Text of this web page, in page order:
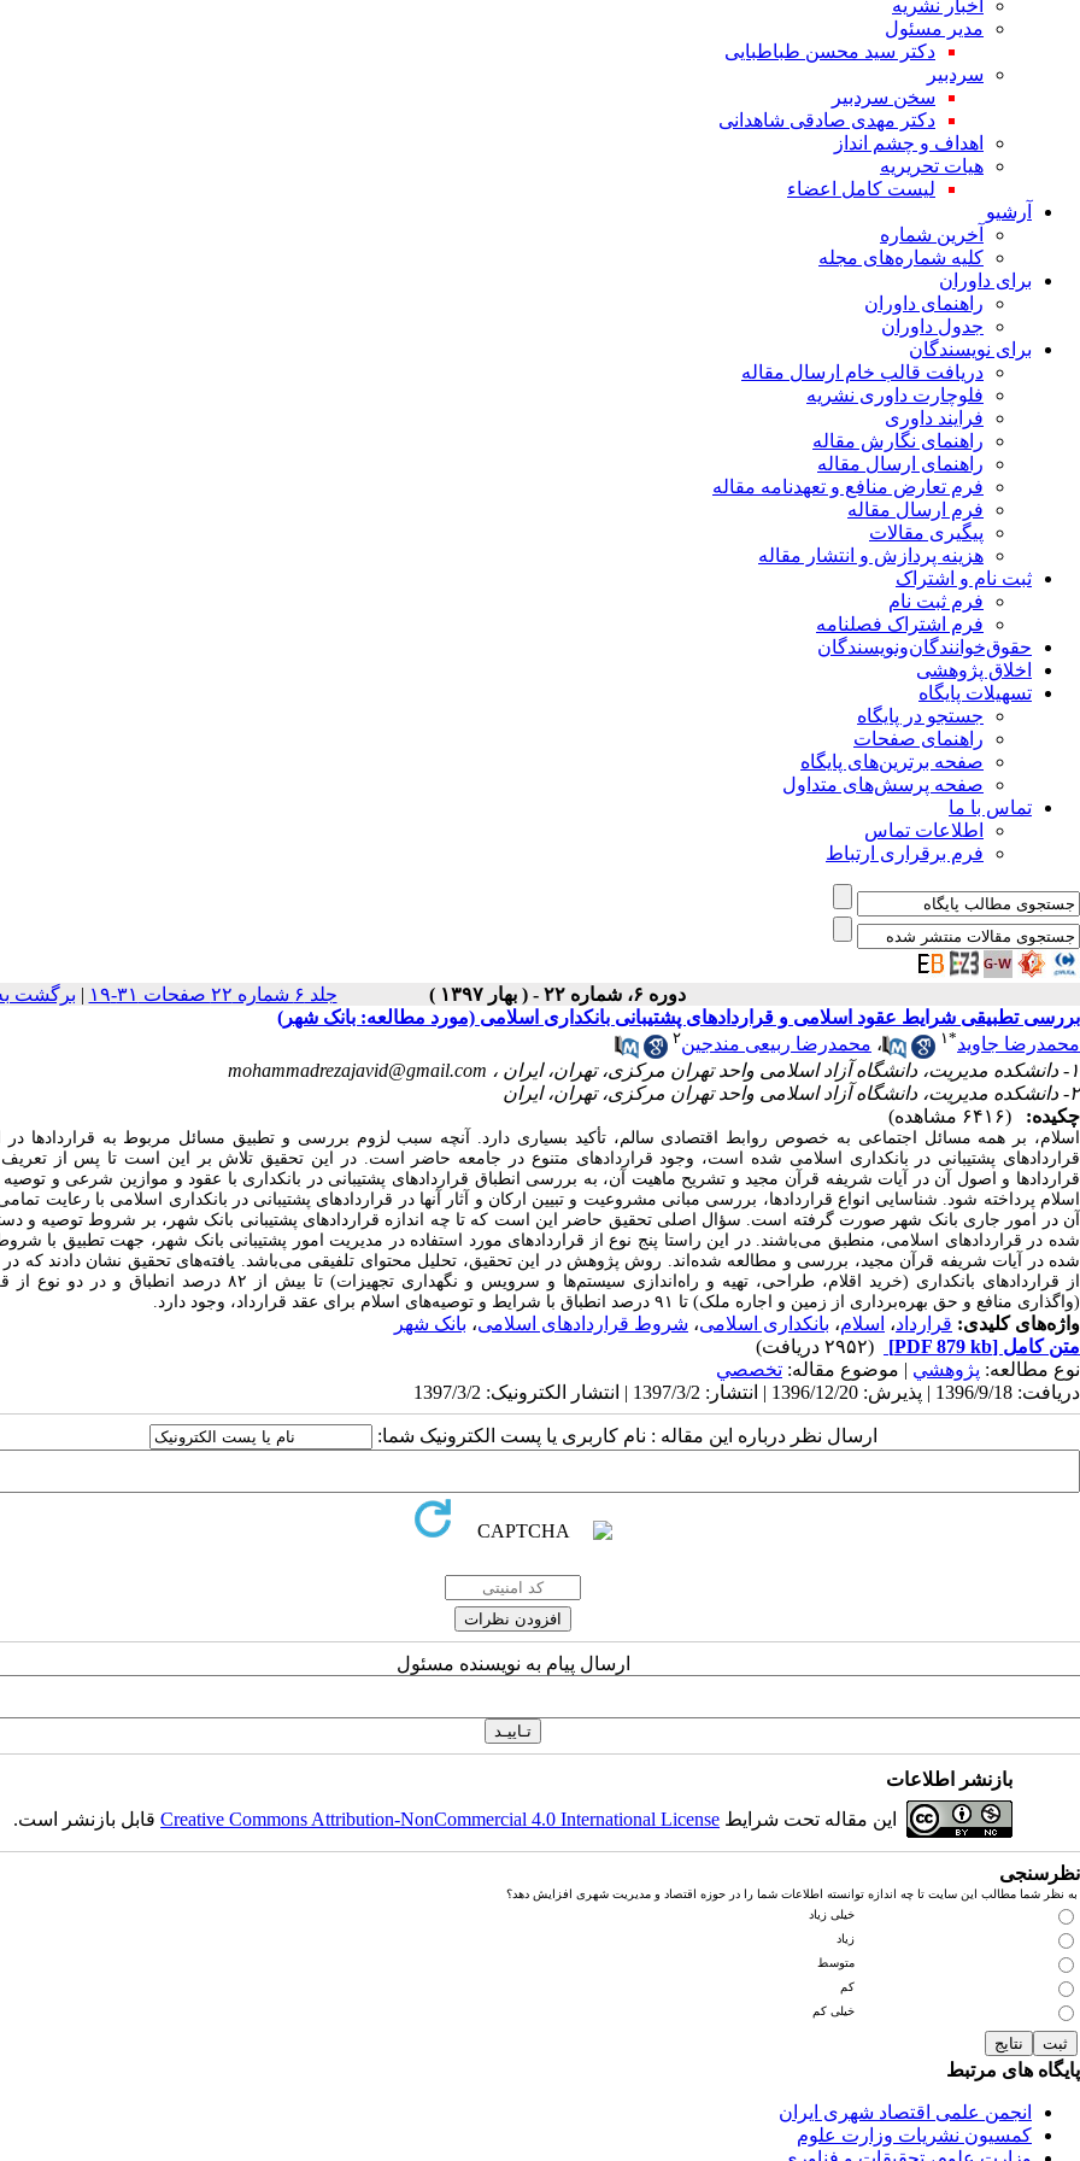
اخبار نشریه
مدیر مسئول
دکتر سید محسن طباطبایی
سردبیر
سخن سردبیر
دکتر مهدی صادقی شاهدانی
اهداف و چشم انداز
هیات تحریریه
لیست کامل اعضاء
آرشیو
آخرین شماره
کلیه شماره‌های مجله
برای داوران
راهنمای داوران
جدول داوران
برای نویسندگان
دریافت قالب خام ارسال مقاله
فلوچارت داوری نشریه
فرایند داوری
راهنمای نگارش مقاله
راهنمای ارسال مقاله
فرم تعارض منافع و تعهدنامه مقاله
فرم ارسال مقاله
پیگیری مقالات
هزینه پردازش و انتشار مقاله
ثبت نام و اشتراک
فرم ثبت نام
فرم اشتراک فصلنامه
حقوق‌خوانندگان‌و‌نویسندگان
اخلاق پژوهشی
تسهیلات پایگاه
جستجو در پایگاه
راهنمای صفحات
صفحه برترین‌های پایگاه
صفحه پرسش‌های متداول
تماس با ما
اطلاعات تماس
فرم برقراری ارتباط
دوره ۶، شماره ۲۲ - ( بهار ۱۳۹۷ ) جلد ۶ شماره ۲۲ صفحات ۳۱-۱۹ | برگشت
بررسی تطبیقی شرایط عقود اسلامی و قراردادهای پشتیبانی بانکداری اسلامی (مورد مطالعه: بانک شهر)
محمدرضا جاوید*۱ ، محمدرضا ربیعی مندجین۲
۱- دانشکده مدیریت، دانشگاه آزاد اسلامی واحد تهران مرکزی، تهران، ایران ،
mohammadrezajavid@gmail.com
۲- دانشکده مدیریت، دانشگاه آزاد اسلامی واحد تهران مرکزی، تهران، ایران
چکیده:
(۶۴۱۶ مشاهده)
اسلام، بر همه مسائل اجتماعی به خصوص روابط اقتصادی سالم، تأکید بسیاری دارد. آنچه سبب لزوم بررسی و تطبیق مسائل مربوط به قراردادها در
قراردادهای پشتیبانی در بانکداری اسلامی شده است، وجود قراردادهای متنوع در جامعه حاضر است. در این تحقیق تلاش بر این است تا پس از تعریف
قراردادها و اصول آن در آیات شریفه قرآن مجید و تشریح ماهیت آن، به بررسی انطباق قراردادهای پشتیبانی در بانکداری با عقود و موازین شرعی و
اسلام پرداخته شود.
شناسایی انواع قراردادها، بررسی مبانی مشروعیت و تبیین ارکان و آثار آنها در قراردادهای پشتیبانی در بانکداری اسلامی با رعایت
آن در امور جاری بانک شهر صورت گرفته است. سؤال اصلی تحقیق حاضر این است که تا چه اندازه قراردادهای پشتیبانی بانک شهر، بر شروط توصیه و
شده در قراردادهای اسلامی، منطبق می‌باشند. در این راستا پنج نوع از قراردادهای مورد استفاده در مدیریت امور پشتیبانی بانک شهر، جهت تطبیق با
شده در آیات شریفه قرآن مجید، بررسی و مطالعه شده‌اند. روش پژوهش در این تحقیق، تحلیل محتوای تلفیقی می‌باشد. یافته‌های تحقیق نشان دادند که
از قراردادهای بانکداری (خرید اقلام، طراحی، تهیه و راه‌اندازی سیستم‌ها و سرویس و نگهداری تجهیزات) تا بیش از ۸۲ درصد
(واگذاری منافع و حق بهره‌برداری از زمین و اجاره ملک) تا ۹۱ درصد انطباق با شرایط و توصیه‌های اسلام برای عقد قرارداد، وجود دارد.
واژه‌های کلیدی: قرارداد، اسلام، بانکداری اسلامی، شروط قراردادهای اسلامی، بانک شهر
متن کامل [PDF 879 kb]
(۲۹۵۲ دریافت)
نوع مطالعه: پژوهشي | موضوع مقاله: تخصصي
دریافت: 1396/9/18 | پذیرش: 1396/12/20 | انتشار: 1397/3/2 | انتشار الکترونیک: 1397/3/2
ارسال نظر درباره این مقاله : نام کاربری یا پست الکترونیک شما:
ارسال پیام به نویسنده مسئول
بازنشر اطلاعات
این مقاله تحت شرایط Creative Commons Attribution-NonCommercial 4.0 International Licenseقابل بازنشر است.
نظرسنجی
به نظر شما مطالب این سایت تا چه اندازه توانسته اطلاعات شما را در حوزه اقتصاد و مدیریت شهری افزایش دهد؟
خیلی زیاد
زیاد
متوسط
کم
خیلی کم
پایگاه های مرتبط
انجمن علمی اقتصاد شهری ایران
کمسیون نشریات وزارت علوم